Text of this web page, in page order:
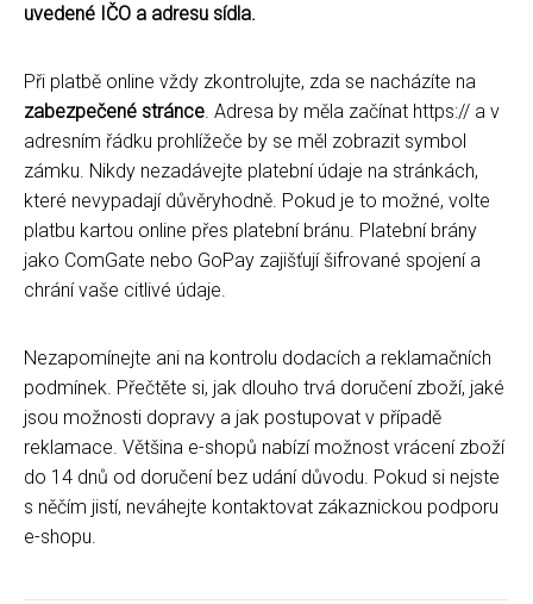
uvedené IČO a adresu sídla.
Při platbě online vždy zkontrolujte, zda se nacházíte na
zabezpečené stránce . Adresa by měla začínat https:// a v
adresním řádku prohlížeče by se měl zobrazit symbol
zámku. Nikdy nezadávejte platební údaje na stránkách,
které nevypadají důvěryhodně. Pokud je to možné, volte
platbu kartou online přes platební bránu. Platební brány
jako ComGate nebo GoPay zajišťují šifrované spojení a
chrání vaše citlivé údaje.
Nezapomínejte ani na kontrolu dodacích a reklamačních
podmínek. Přečtěte si, jak dlouho trvá doručení zboží, jaké
jsou možnosti dopravy a jak postupovat v případě
reklamace. Většina e-shopů nabízí možnost vrácení zboží
do 14 dnů od doručení bez udání důvodu. Pokud si nejste
s něčím jistí, neváhejte kontaktovat zákaznickou podporu
e-shopu.